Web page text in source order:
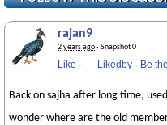
rajan9
2 years ago· Snapshot 0
Like · Likedby · Be
Back on sajha after long time,
wonder where are the old